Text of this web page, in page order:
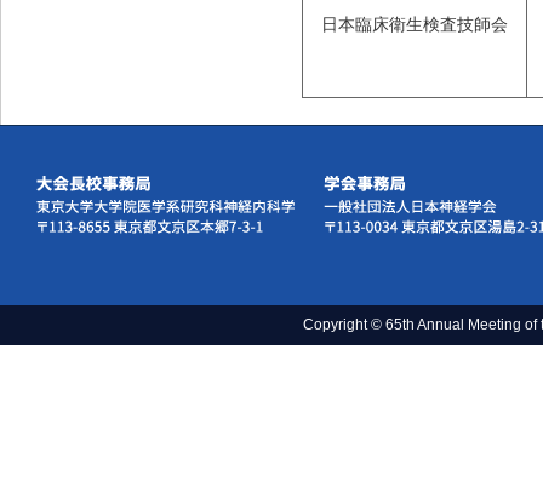
日本臨床衛生検査技師会
Copyright © 65th Annual Meeting